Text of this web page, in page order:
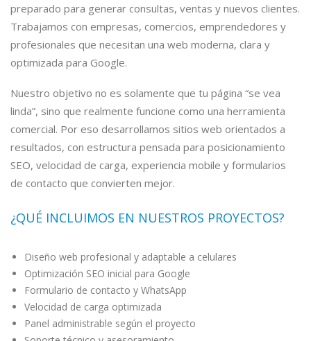
preparado para generar consultas, ventas y nuevos clientes.
Trabajamos con empresas, comercios, emprendedores y
profesionales que necesitan una web moderna, clara y
optimizada para Google.
Nuestro objetivo no es solamente que tu página “se vea
linda”, sino que realmente funcione como una herramienta
comercial. Por eso desarrollamos sitios web orientados a
resultados, con estructura pensada para posicionamiento
SEO, velocidad de carga, experiencia mobile y formularios
de contacto que convierten mejor.
¿QUÉ INCLUIMOS EN NUESTROS PROYECTOS?
Diseño web profesional y adaptable a celulares
Optimización SEO inicial para Google
Formulario de contacto y WhatsApp
Velocidad de carga optimizada
Panel administrable según el proyecto